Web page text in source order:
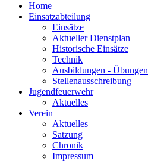
Home
Einsatzabteilung
Einsätze
Aktueller Dienstplan
Historische Einsätze
Technik
Ausbildungen - Übungen
Stellenausschreibung
Jugendfeuerwehr
Aktuelles
Verein
Aktuelles
Satzung
Chronik
Impressum